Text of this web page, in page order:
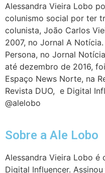
Alessandra Vieira Lobo
colunismo social por ter
colunista, João Carlos
2007, no Jornal A
Persona, no Jornal
até dezembro de 2016,
Espaço News Norte, na
Revista DUO, e Digital
@alelobo
Sobre a Ale Lobo
Alessandra Vieira Lobo é
Digital Influencer.